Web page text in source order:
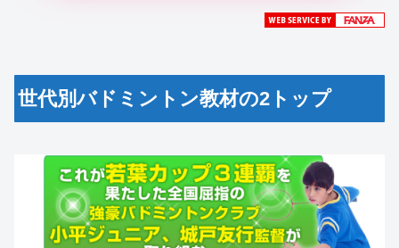
世代別バドミントン教材の2トップ